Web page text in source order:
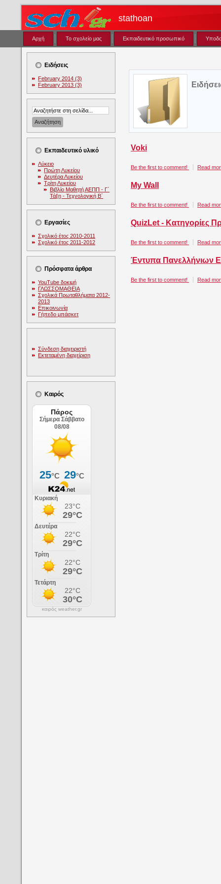
stathoan
Αρχή Το σχολείο μας Εκπαιδευτικό προσωπικό
Ειδήσεις
February 2014 (3)
February 2013 (3)
Εκπαιδευτικό υλικό
Λύκειο
Πρώτη Λυκείου
Δευτέρα Λυκείου
Τρίτη Λυκείου
Βιβλίο Μαθητή ΑΕΠΠ - Γ΄
Τάξη - Τεχνολογική Β΄
Εργασίες
Σχολικό έτος 2010-2011
Σχολικό έτος 2011-2012
Πρόσφατα άρθρα
YouTube δοκιμή
ΓΛΩΣΣΟΜΑΘΕΙΑ
Σχολικά Πρωταθλήματα 2012-
2013
Επικοινωνία
Γήπεδο μπάσκετ
Σύνδεση διαχειριστή
Εκτεταμένη διαχείριση
Καιρός
καιρός weather.gr
Voki
Be the first to comment! Read
My Wall
Be the first to comment! Read
QuizLet - Κατηγορίες
Be the first to comment! Read
Έντυπα Πανελλήνιων
Be the first to comment! Read